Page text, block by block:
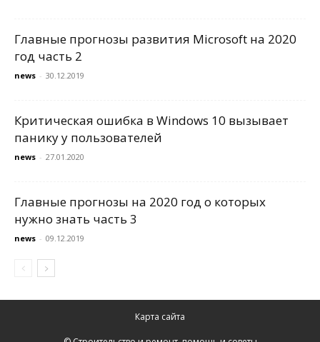
Главные прогнозы развития Microsoft на 2020
год часть 2
news - 30.12.2019
Критическая ошибка в Windows 10 вызывает
панику у пользователей
news - 27.01.2020
Главные прогнозы на 2020 год о которых
нужно знать часть 3
news - 09.12.2019
Карта сайта